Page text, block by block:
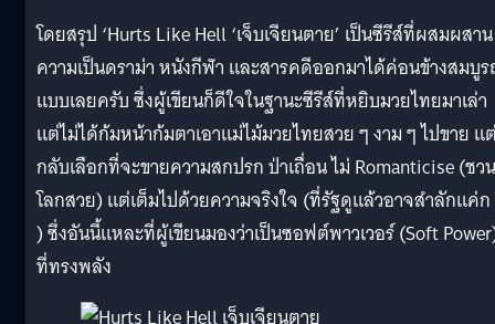
โดยสรุป ‘Hurts Like Hell ‘เจ็บเจียนตาย’ เป็นซีรีส์ที่ผสมผสาน
ความเป็นดราม่า หนังกีฬา และสารคดีออกมาได้ค่อนข้างสมบู
แบบเลยครับ ซึ่งผู้เขียนก็ดีใจในฐานะซีรีส์ที่หยิบมวยไทยมาเล่า
แต่ไม่ได้ก้มหน้าก้มตาเอาแม่ไม้มวยไทยสวย ๆ งาม ๆ ไปขาย แ
กลับเลือกที่จะขายความสกปรก ป่าเถื่อน ไม่ Romanticise (ชวน
โลกสวย) แต่เต็มไปด้วยความจริงใจ (ที่รัฐดูแล้วอาจสำลักแค่
) ซึ่งอันนี้แหละที่ผู้เขียนมองว่าเป็นซอฟต์พาวเวอร์ (Soft
ที่ทรงพลัง